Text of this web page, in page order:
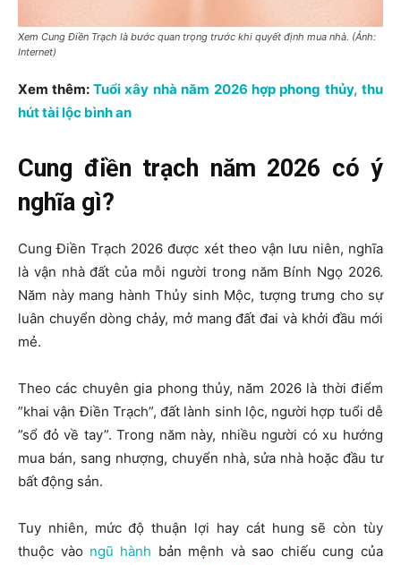
Xem Cung Điền Trạch là bước quan trọng trước khi quyết định mua nhà. (Ảnh:
Internet)
Xem thêm: Tuổi xây nhà năm 2026 hợp phong thủy, thu
hút tài lộc bình an
Cung điền trạch năm 2026 có ý
nghĩa gì?
Cung Điền Trạch 2026 được xét theo vận lưu niên, nghĩa
là vận nhà đất của mỗi người trong năm Bính Ngọ 2026.
Năm này mang hành Thủy sinh Mộc, tượng trưng cho sự
luân chuyển dòng chảy, mở mang đất đai và khởi đầu mới
mẻ.
Theo các chuyên gia phong thủy, năm 2026 là thời điểm
”khai vận Điền Trạch”, đất lành sinh lộc, người hợp tuổi dễ
”sổ đỏ về tay”. Trong năm này, nhiều người có xu hướng
mua bán, sang nhượng, chuyển nhà, sửa nhà hoặc đầu tư
bất động sản.
Tuy nhiên, mức độ thuận lợi hay cát hung sẽ còn tùy
thuộc vào ngũ hành bản mệnh và sao chiếu cung của